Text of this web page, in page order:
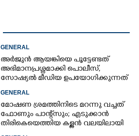
GENERAL
അർജുൻ ആയങ്കിയെ പൂട്ടേണ്ടത്
അഭിമാനപ്രശ്നമാക്കി പൊലീസ്,
സാേഷ്യൽ മീഡിയ ഉപയോഗിക്കുന്നത്
മറ്റൊരാളെന്ന് സംശയം
GENERAL
മോഷണ ശ്രമത്തിനിടെ മറന്നു വച്ചത്
ഫോണും പാന്റ്സും; എടുക്കാൻ
തിരികെയെത്തിയ കള്ളൻ വലയിലായി